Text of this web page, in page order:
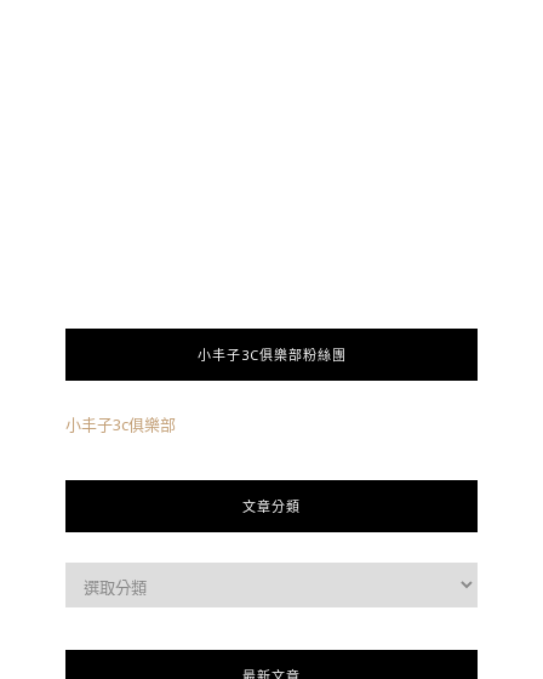
小丰子3C俱樂部粉絲團
小丰子3c俱樂部
文章分類